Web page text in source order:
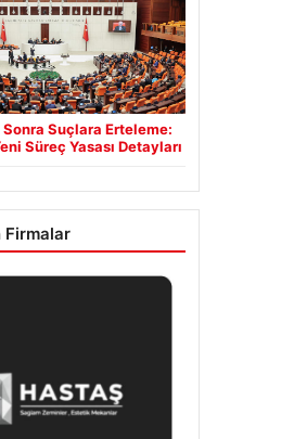
Suçlara Erteleme:
Süreç Yasası Detayları
Firmalar